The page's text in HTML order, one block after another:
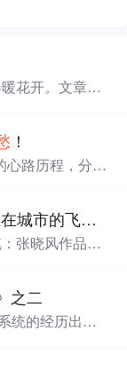
花开。文章通
明节的双重意
！
心路历程，分享
2024143读书笔记|《遇见》——立在城市的飞尘里，我们是一列
张晓风作品集
的细腻情感描
之二
统的经历出